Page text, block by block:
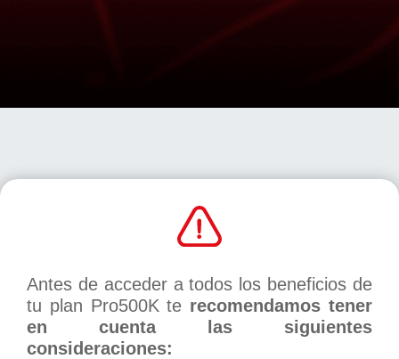
Antes de acceder a todos los beneficios de
tu plan Pro500K te recomendamos tener
en cuenta las siguientes
consideraciones: